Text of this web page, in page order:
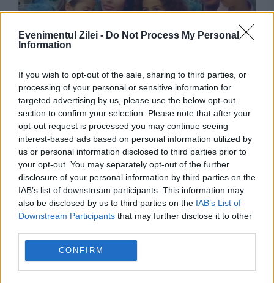
Evenimentul Zilei - Do Not Process My Personal
Information
If you wish to opt-out of the sale, sharing to third parties, or
processing of your personal or sensitive information for
targeted advertising by us, please use the below opt-out
section to confirm your selection. Please note that after your
opt-out request is processed you may continue seeing
interest-based ads based on personal information utilized by
us or personal information disclosed to third parties prior to
your opt-out. You may separately opt-out of the further
disclosure of your personal information by third parties on the
IAB’s list of downstream participants. This information may
also be disclosed by us to third parties on the IAB’s List of
Downstream Participants that may further disclose it to other
CONFIRM
MONDEN
Cine ar putea fi alături de Cristiano Ronaldo și
Georgina Rodriguez în ziua nunții. Au apărut
primele nume